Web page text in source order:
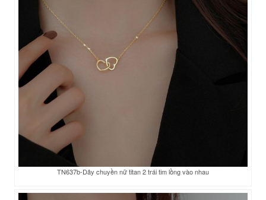
TN637b-Dây chuyền nữ titan 2 trái tim lồng vào nhau